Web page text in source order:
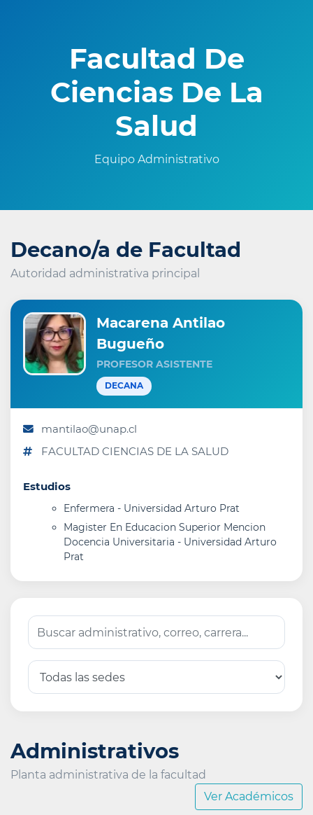
Facultad De
Ciencias De La
Salud
Equipo Administrativo
Decano/a de Facultad
Autoridad administrativa principal
Macarena Antilao
Bugueño
PROFESOR ASISTENTE
DECANA
mantilao@unap.cl
FACULTAD CIENCIAS DE LA SALUD
Estudios
Enfermera - Universidad Arturo Prat
Magister En Educacion Superior Mencion
Docencia Universitaria - Universidad Arturo
Prat
Administrativos
Planta administrativa de la facultad
Ver Académicos